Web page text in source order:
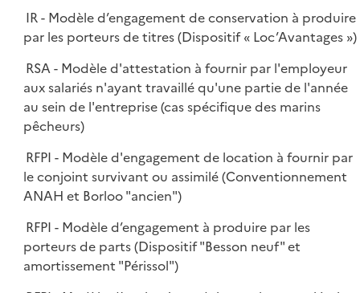
IR - Modèle d’engagement de conservation à produire
par les porteurs de titres (Dispositif « Loc’Avantages »)
RSA - Modèle d'attestation à fournir par l'employeur
aux salariés n'ayant travaillé qu'une partie de l'année
au sein de l'entreprise (cas spécifique des marins
pêcheurs)
RFPI - Modèle d'engagement de location à fournir par
le conjoint survivant ou assimilé (Conventionnement
ANAH et Borloo "ancien")
RFPI - Modèle d’engagement à produire par les
porteurs de parts (Dispositif "Besson neuf" et
amortissement "Périssol")